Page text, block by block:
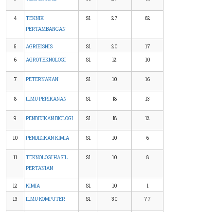
4
TEKNIK
PERTAMBANGAN
S1 27 62
5 AGRIBISNIS S1 20 17
6 AGROTEKNOLOGI S1 12 10
7 PETERNAKAN S1 10 16
8 ILMU PERIKANAN S1 18 13
9 PENDIDIKAN BIOLOGI S1 18 12
10 PENDIDIKAN KIMIA S1 10 6
11
TEKNOLOGI HASIL
PERTANIAN
S1 10 8
12 KIMIA S1 10 1
13 ILMU KOMPUTER S1 30 77